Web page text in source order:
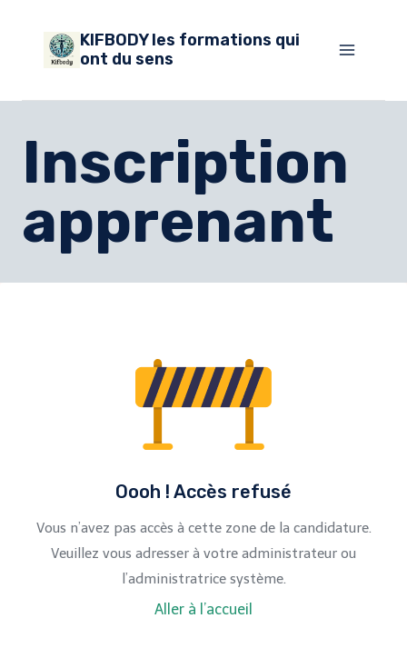
contenu
KIFBODY les formations qui
ont du sens
Inscription
apprenant
Oooh ! Accès refusé
Vous n’avez pas accès à cette zone de la candidature.
Veuillez vous adresser à votre administrateur ou
l’administratrice système.
Aller à l’accueil